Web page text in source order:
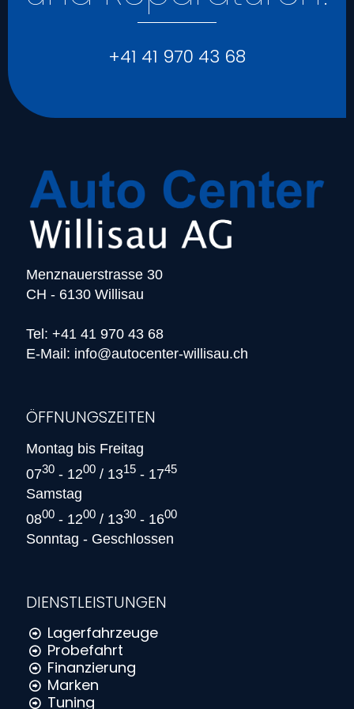
+41 41 970 43 68
Menznauerstrasse 30
CH - 6130 Willisau
Tel: +41 41 970 43 68
E-Mail: info@autocenter-willisau.ch
ÖFFNUNGSZEITEN
Montag bis Freitag
0730 - 1200 / 1315 - 1745
Samstag
0800 - 1200 / 1330 - 1600
Sonntag - Geschlossen
DIENSTLEISTUNGEN
Lagerfahrzeuge
Probefahrt
Finanzierung
Marken
Tuning